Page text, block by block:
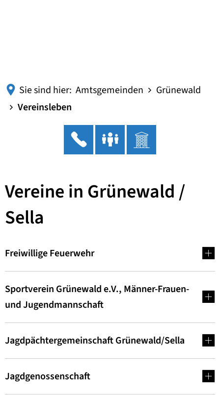
Sie sind hier: Amtsgemeinden
Grünewald
Vereinsleben
Vereine in Grünewald /
Sella
Freiwillige Feuerwehr
Sportverein Grünewald e.V., Männer-Frauen-
und Jugendmannschaft
Jagdpächtergemeinschaft Grünewald/Sella
Jagdgenossenschaft